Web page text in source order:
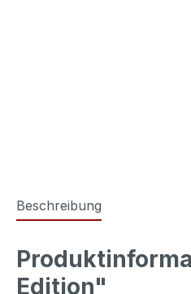
Beschreibung
Edition"